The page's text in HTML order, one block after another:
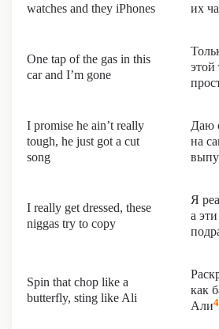
watches and they iPhones
их
One tap of the gas in this
car and I’m gone
этой
I promise he ain’t really
tough, he just got a cut
song
Даю
на
I really get dressed, these
niggas try to copy
Я
а
Spin that chop like a
butterfly, sting like Ali
как
Али4